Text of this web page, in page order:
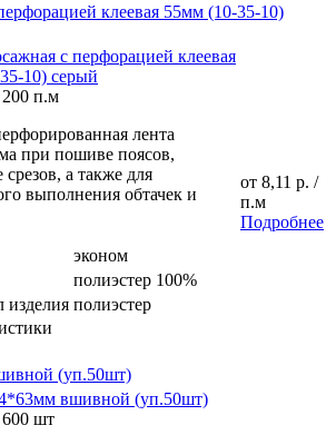
клеевая 55мм (10-35-10)
с перфорацией клеевая
10) серый
п.м
лента
при пошиве поясов,
срезов, а также для
выполнения обтачек и
эконом
полиэстер 100%
изделия полиэстер
от 8,11 р. /
п.м
Подробнее
(уп.50шт)
вшивной (уп.50шт)
шт